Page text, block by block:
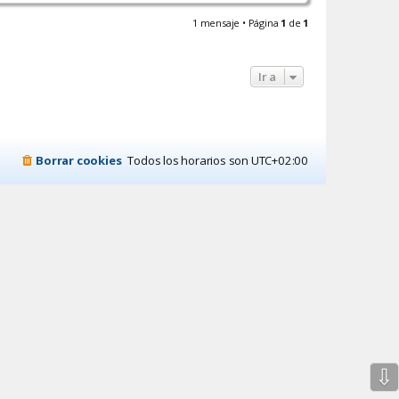
r
r
1 mensaje • Página 1 de 1
Ir a
Todos los horarios son UTC+02:00
Borrar cookies
⇩